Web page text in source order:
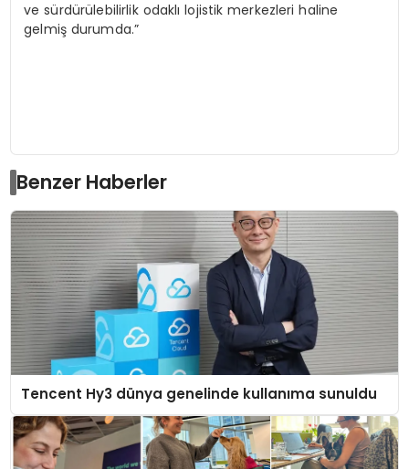
ve sürdürülebilirlik odaklı lojistik merkezleri haline
gelmiş durumda.”
Benzer Haberler
Tencent Hy3 dünya genelinde kullanıma sunuldu